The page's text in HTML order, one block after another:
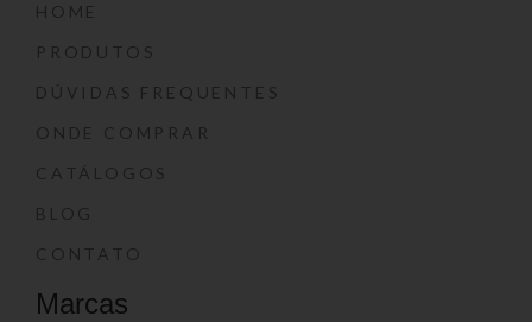
HOME
PRODUTOS
DÚVIDAS FREQUENTES
ONDE COMPRAR
CATÁLOGOS
BLOG
CONTATO
Marcas